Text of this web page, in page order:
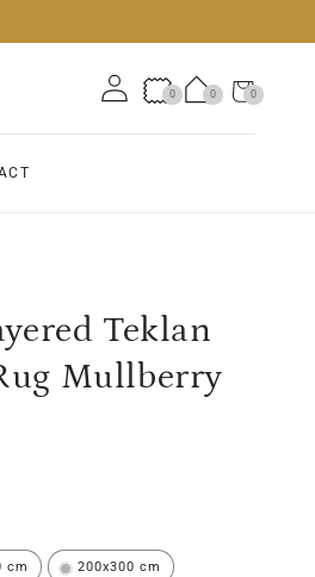
0 0
Winkelwagen
0
0
artikelen
Teklan
Mullberry
cm 200x300 cm